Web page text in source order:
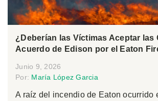
¿Deberían las Víctimas Aceptar las
Acuerdo de Edison por el Eaton
Junio 9, 2026
Por: María López Garcia
A raíz del incendio de Eaton ocurrido